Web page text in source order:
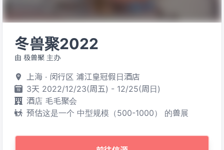
冬兽聚2022
由 极兽聚 主办
上海 · 闵行区 浦江皇冠假日酒店
3天 2022/12/23(周五) - 12/25(周日)
酒店 毛毛聚会
预估这是一个 中型规模（500-1000） 的兽展